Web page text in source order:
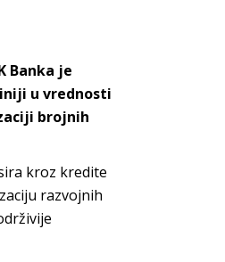
Banka je
u vrednosti
brojnih
kroz kredite
razvojnih